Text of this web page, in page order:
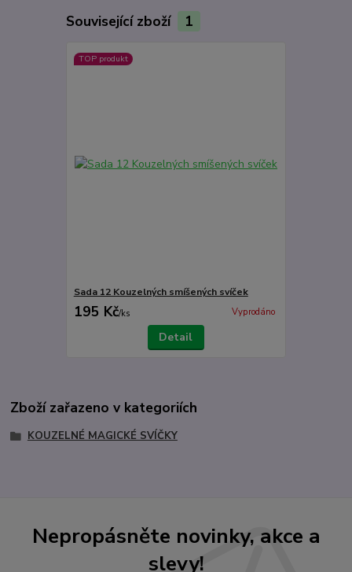
Související zboží 1
TOP produkt
Sada 12 Kouzelných smíšených svíček
195 Kč/ks Vyprodáno
Detail
Zboží zařazeno v kategoriích
KOUZELNÉ MAGICKÉ SVÍČKY
Nepropásněte novinky, akce a
slevy!